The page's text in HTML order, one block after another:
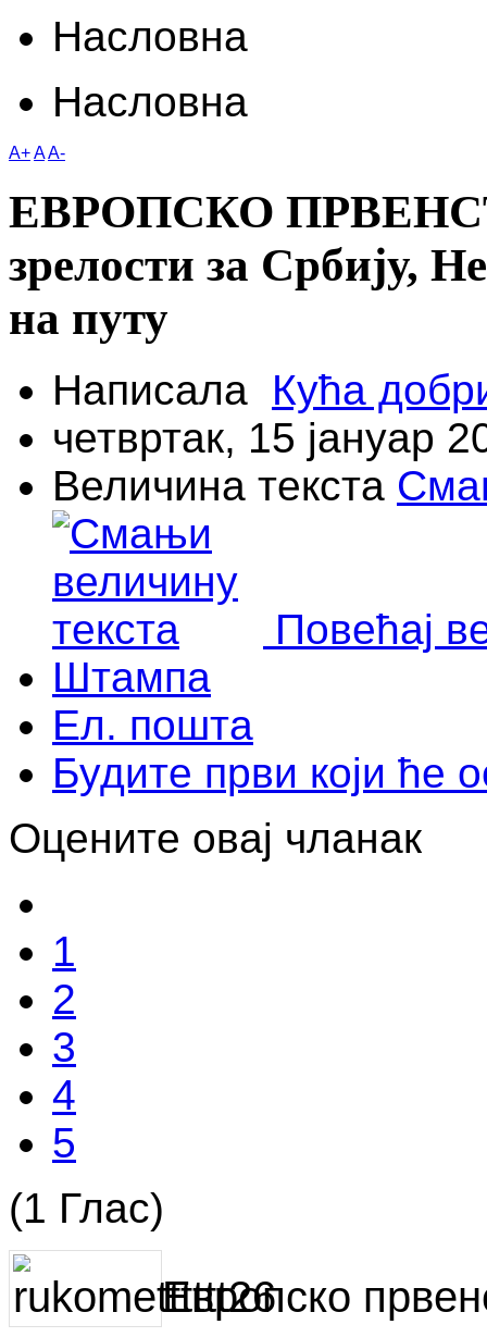
Насловна
Насловна
A+AA-
ЕВРОПСКО
зрелости за Србију,
на путу
Написала Кућа
четвртак, 15 јануар
Величина текста
Повећај
Штампа
Ел. пошта
Будите први који ће
Оцените овај чланак
1
2
3
4
5
(1 Глас)
Европско